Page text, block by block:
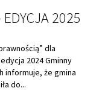
2025
dla
2024 Gminny
informuje, że gmina
do...